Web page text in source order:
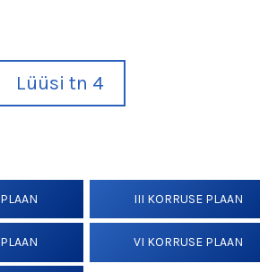
Lüüsi tn 4
III KORRUSE PLAAN
VI KORRUSE PLAAN